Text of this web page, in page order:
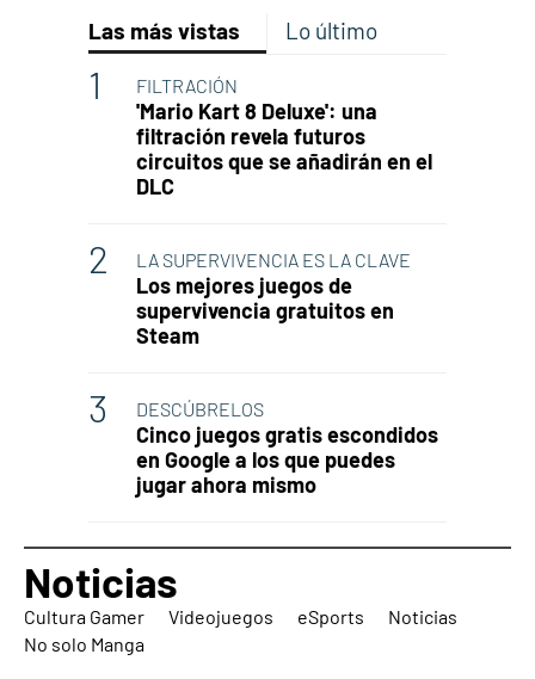
Las más vistas Lo último
FILTRACIÓN
'Mario Kart 8 Deluxe': una
filtración revela futuros
circuitos que se añadirán en el
DLC
LA SUPERVIVENCIA ES LA CLAVE
Los mejores juegos de
supervivencia gratuitos en
Steam
DESCÚBRELOS
Cinco juegos gratis escondidos
en Google a los que puedes
jugar ahora mismo
Noticias
Cultura Gamer Videojuegos eSports
Noticias
No solo Manga